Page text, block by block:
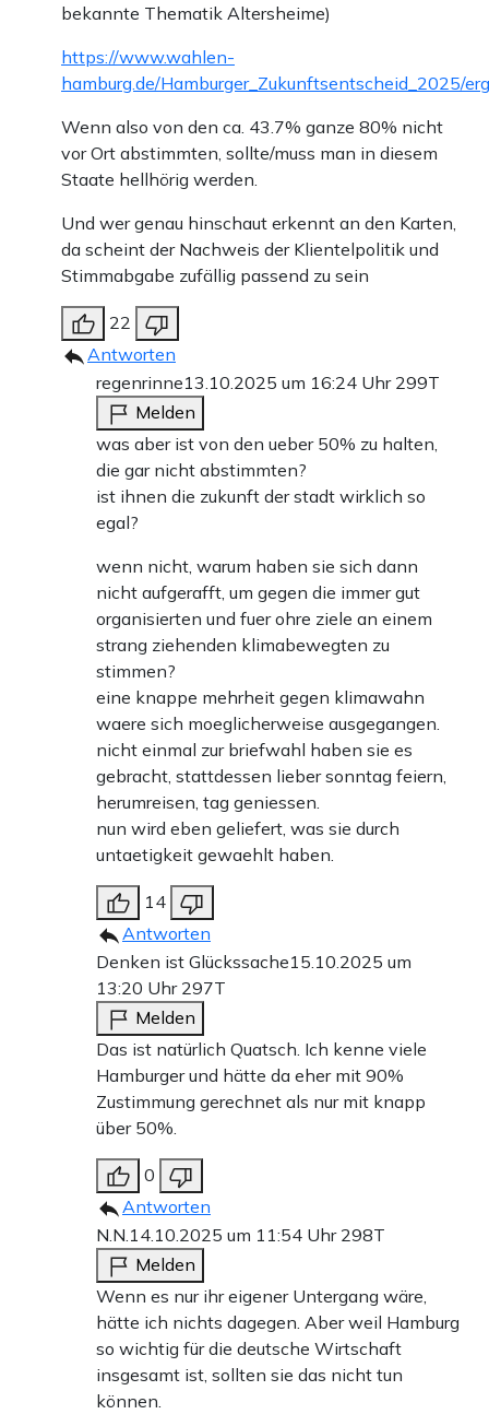
bekannte Thematik Altersheime)
https://www.wahlen-
hamburg.de/Hamburger_Zukunftsentscheid_2025/
Wenn also von den ca. 43.7% ganze 80% nicht
vor Ort abstimmten, sollte/muss man in diesem
Staate hellhörig werden.
Und wer genau hinschaut erkennt an den Karten,
da scheint der Nachweis der Klientelpolitik und
Stimmabgabe zufällig passend zu sein
22
Antworten
regenrinne13.10.2025 um 16:24 Uhr 299T
Melden
was aber ist von den ueber 50% zu halten,
die gar nicht abstimmten?
ist ihnen die zukunft der stadt wirklich so
egal?
wenn nicht, warum haben sie sich dann
nicht aufgerafft, um gegen die immer gut
organisierten und fuer ohre ziele an einem
strang ziehenden klimabewegten zu
stimmen?
eine knappe mehrheit gegen klimawahn
waere sich moeglicherweise ausgegangen.
nicht einmal zur briefwahl haben sie es
gebracht, stattdessen lieber sonntag feiern,
herumreisen, tag geniessen.
nun wird eben geliefert, was sie durch
untaetigkeit gewaehlt haben.
14
Antworten
Denken ist Glückssache15.10.2025 um
13:20 Uhr 297T
Melden
Das ist natürlich Quatsch. Ich kenne viele
Hamburger und hätte da eher mit 90%
Zustimmung gerechnet als nur mit knapp
über 50%.
0
Antworten
N.N. 14.10.2025 um 11:54 Uhr 298T
Melden
Wenn es nur ihr eigener Untergang wäre,
hätte ich nichts dagegen. Aber weil Hamburg
so wichtig für die deutsche Wirtschaft
insgesamt ist, sollten sie das nicht tun
können.